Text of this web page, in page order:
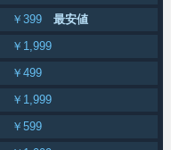
￥399
最安値
￥1,999
￥499
￥1,999
￥599